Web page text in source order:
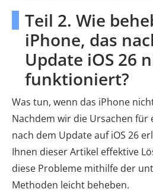
Teil 2. Wie
iPhone, das
Update iOS 26
funktioniert?
Was tun, wenn das iPhone
Nachdem wir die Ursachen für
nach dem Update auf iOS 26
Ihnen dieser Artikel effektive
diese Probleme mithilfe der
Methoden leicht beheben.